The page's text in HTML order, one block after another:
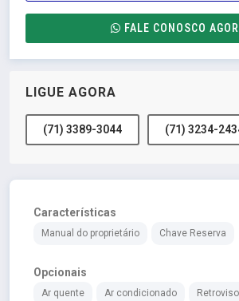
FALE CONOSCO
LIGUE AGORA
(71) 3389-3044 (71) 3234-
Características
Manual do proprietário Chave Reserva
Opcionais
Ar quente Ar condicionado